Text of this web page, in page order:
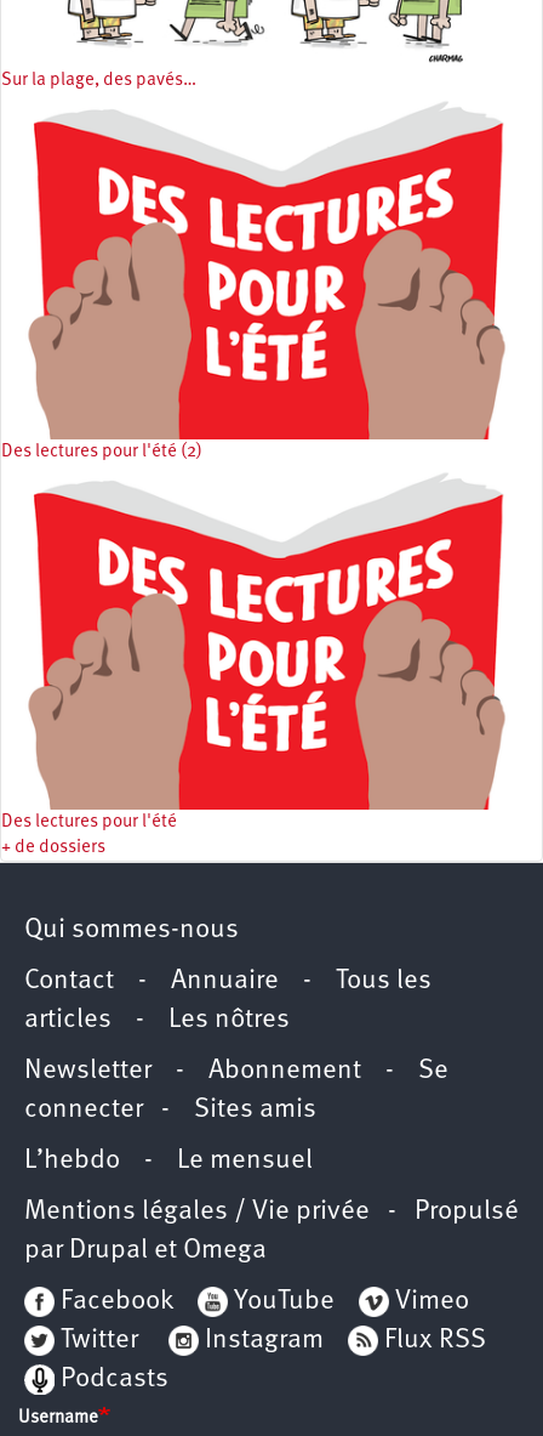
Sur la plage, des pavés…
Des lectures pour l'été (2)
Des lectures pour l'été
+ de dossiers
Qui sommes-nous
Contact - Annuaire -
Tous les
articles - Les nôtres
Newsletter- Abonnement - Se
connecter- Sites amis
L’hebdo - Le mensuel
Mentions légales / Vie privée - Propulsé
par Drupal et Omega
Facebook
YouTube
Vimeo
Twitter
Instagram
Flux RSS
Podcasts
Username